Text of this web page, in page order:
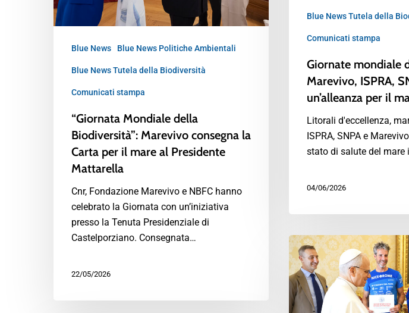
Blue News Tutela della
Comunicati stampa
Giornate mondiale
Marevivo, ISPRA,
un’alleanza per il
Litorali d'eccellenza,
ISPRA, SNPA e
stato di salute del mare
04/06/2026
Blue News Blue News Politiche Ambientali
Blue News Tutela della Biodiversità
Comunicati stampa
“Giornata Mondiale della
Biodiversità”: Marevivo consegna la
Carta per il mare al Presidente
Mattarella
Cnr, Fondazione Marevivo e NBFC hanno
celebrato la Giornata con un’iniziativa
presso la Tenuta Presidenziale di
Castelporziano. Consegnata…
22/05/2026